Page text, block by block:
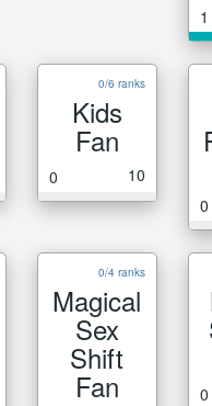
1
0/6 ranks
Kids
Fan
0 10
0
0/4 ranks
Magical
Sex
Shift
Fan 0